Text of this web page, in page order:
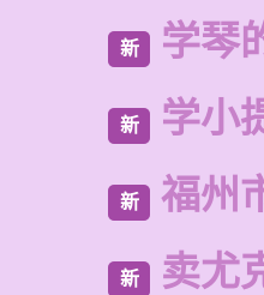
新 学琴
新 学小
新 福州
新 卖尤